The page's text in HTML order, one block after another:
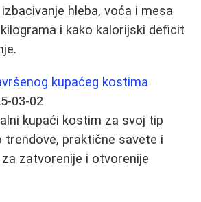
hleba, voća i mesa
i kako kalorijski deficit
kupaćeg kostima
03-02
kupaći kostim za svoj tip
trendove, praktične savete i
zatvorenije i otvorenije